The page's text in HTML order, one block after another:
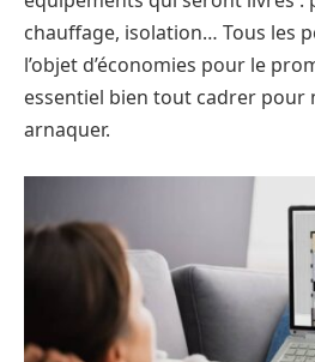
chauffage, isolation… Tous les
l’objet d’économies pour le
essentiel bien tout cadrer pour
arnaquer.